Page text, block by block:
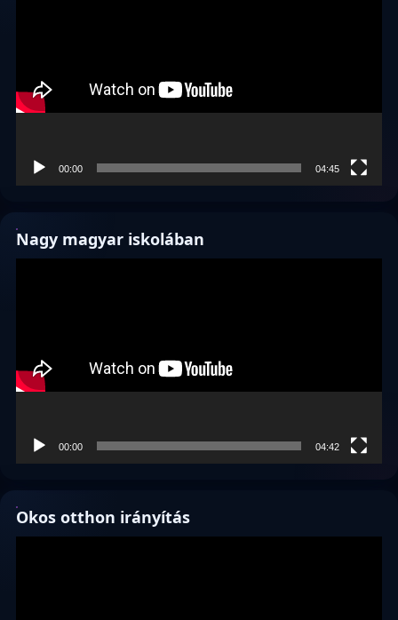
00:00 04:45
Nagy magyar iskolában
00:00 04:42
Okos otthon irányítás